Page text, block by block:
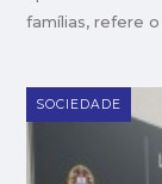
famílias, refere
SOCIEDADE